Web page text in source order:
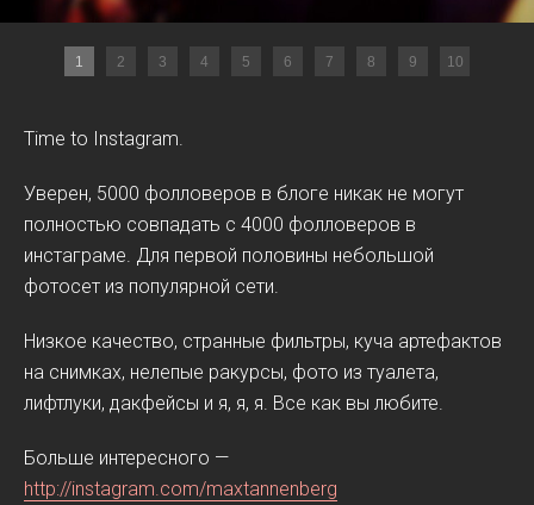
1 2 3 4 5 6 7 8 9 10
Time to Instagram.
Уверен, 5000 фолловеров в блоге никак не могут
полностью совпадать с 4000 фолловеров в
инстаграме. Для первой половины небольшой
фотосет из популярной сети.
Низкое качество, странные фильтры, куча артефактов
на снимках, нелепые ракурсы, фото из туалета,
лифтлуки, дакфейсы и я, я, я. Все как вы любите.
Больше интересного —
http://instagram.com/maxtannenberg